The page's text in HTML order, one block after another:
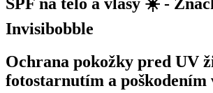
Invisibobble
Ochrana pokožky pred UV
fotostarnutím a poškodením